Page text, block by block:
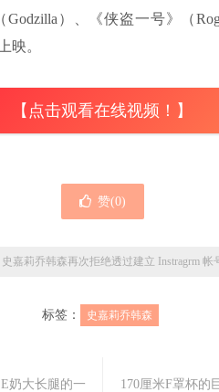
）、《侠盗一号》（
映。
【点击观看在线视频！】
赞(0)
史嘉莉乔韩森再次拒绝透过建立 Instragrm
标签： 史嘉莉乔韩森
奶大长腿的一
170厘米F罩杯的